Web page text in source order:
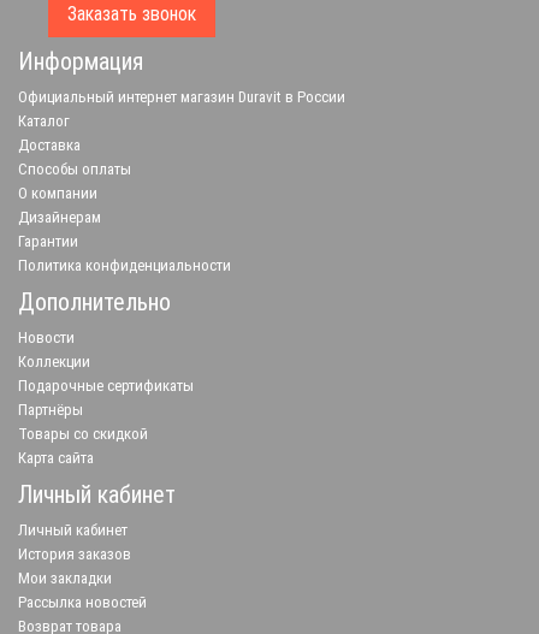
Заказать звонок
Информация
Официальный интернет магазин Duravit в России
Каталог
Доставка
Способы оплаты
О компании
Дизайнерам
Гарантии
Политика конфиденциальности
Дополнительно
Новости
Коллекции
Подарочные сертификаты
Партнёры
Товары со скидкой
Карта сайта
Личный кабинет
Личный кабинет
История заказов
Мои закладки
Рассылка новостей
Возврат товара